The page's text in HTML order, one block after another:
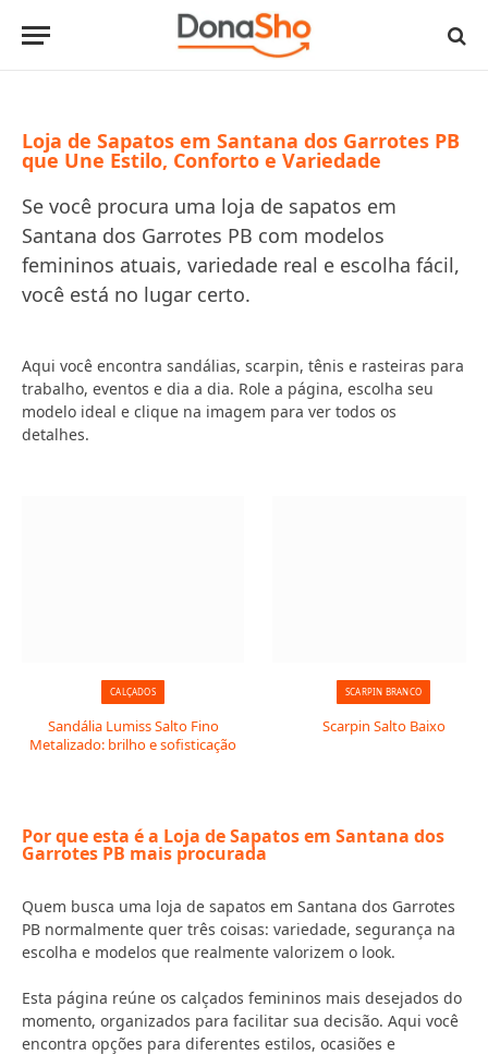
Loja de Sapatos em Santana dos Garrotes PB
que Une Estilo, Conforto e Variedade
Se você procura uma loja de sapatos em
Santana dos Garrotes PB com modelos
femininos atuais, variedade real e escolha fácil,
você está no lugar certo.
Aqui você encontra sandálias, scarpin, tênis e rasteiras para
trabalho, eventos e dia a dia. Role a página, escolha seu
modelo ideal e clique na imagem para ver todos os
detalhes.
CALÇADOS
Sandália Lumiss Salto Fino
Metalizado: brilho e sofisticação
SCARPIN BRANCO
Scarpin Salto Baixo
Por que esta é a Loja de Sapatos em Santana dos
Garrotes PB mais procurada
Quem busca uma loja de sapatos em Santana dos Garrotes
PB normalmente quer três coisas: variedade, segurança na
escolha e modelos que realmente valorizem o look.
Esta página reúne os calçados femininos mais desejados do
momento, organizados para facilitar sua decisão. Aqui você
encontra opções para diferentes estilos, ocasiões e